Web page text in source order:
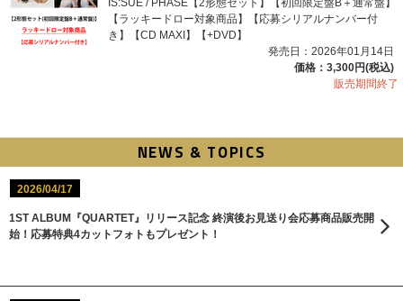
IS:SUE / PHASE【2形態セット】【初回限定盤B＋通常盤】
【ラッキードロー対象商品】【応募シリアルナンバー付
き】【CD MAXI】【+DVD】
発売日：2026年01月14日
価格：3,300円(税込)
販売期間終了
NEWS & TOPICS
2026/04/17
1ST ALBUM『QUARTET』リリース記念 終演後お見送り会応募商品販売開
始！応募特典4カットフォトもプレゼント！